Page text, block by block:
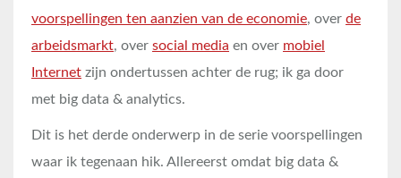
voorspellingen ten aanzien van de economie, over de
arbeidsmarkt, over social media en over mobiel
Internet zijn ondertussen achter de rug; ik ga door
met big data & analytics.
Dit is het derde onderwerp in de serie voorspellingen
waar ik tegenaan hik. Allereerst omdat big data &